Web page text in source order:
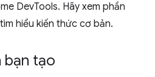
DevTools. Hãy xem phần
hiểu kiến thức cơ bản.
bạn tạo